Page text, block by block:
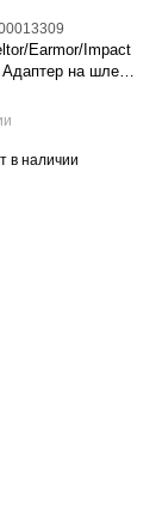
Earmor/Impact
на шлем
в наличии